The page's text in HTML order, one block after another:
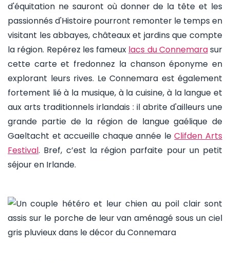
d'équitation ne sauront où donner de la tête et les
passionnés d'Histoire pourront remonter le temps en
visitant les abbayes, châteaux et jardins que compte
la région. Repérez les fameux lacs du Connemarasur
cette carte et fredonnez la chanson éponyme en
explorant leurs rives. Le Connemara est également
fortement lié à la musique, à la cuisine, à la langue et
aux arts traditionnels irlandais : il abrite d'ailleurs une
grande partie de la région de langue gaélique de
Gaeltacht et accueille chaque année leClifden Arts
Festival. Bref, c’est la région parfaite pour un petit
séjour en Irlande.